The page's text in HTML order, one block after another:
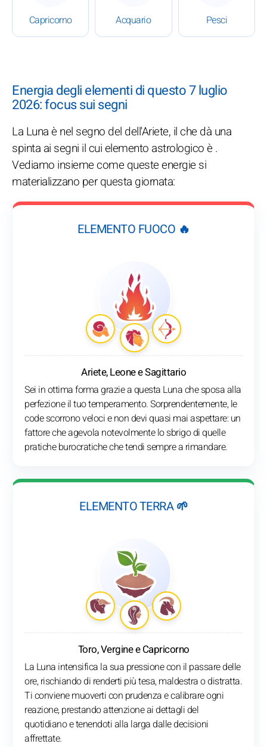
Capricorno Acquario Pesci
Energia degli elementi di questo 7 luglio
2026: focus sui segni
La Luna è nel segno del dell'Ariete, il che dà una
spinta ai segni il cui elemento astrologico è .
Vediamo insieme come queste energie si
materializzano per questa giornata:
ELEMENTO FUOCO 🔥
Ariete, Leone e Sagittario
Sei in ottima forma grazie a questa Luna che sposa alla
perfezione il tuo temperamento. Sorprendentemente, le
code scorrono veloci e non devi quasi mai aspettare: un
fattore che agevola notevolmente lo sbrigo di quelle
pratiche burocratiche che tendi sempre a rimandare.
ELEMENTO TERRA 🌱
Toro, Vergine e Capricorno
La Luna intensifica la sua pressione con il passare delle
ore, rischiando di renderti più tesa, maldestra o distratta.
Ti conviene muoverti con prudenza e calibrare ogni
reazione, prestando attenzione ai dettagli del
quotidiano e tenendoti alla larga dalle decisioni
affrettate.